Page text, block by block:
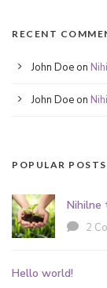
RECENT
John Doe on
John Doe on
POPULAR POSTS
Nihilne
2
Hello world!